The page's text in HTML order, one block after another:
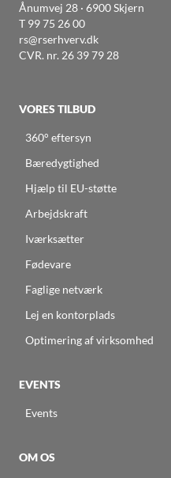
Ånumvej 28 · 6900 Skjern
T 99 75 26 00
rs@rserhverv.dk
CVR. nr. 26 39 79 28
VORES TILBUD
360° eftersyn
Bæredygtighed
Hjælp til EU-støtte
Arbejdskraft
Iværksætter
Fødevare
Faglige netværk
Lej en kontorplads
Optimering af virksomhed
EVENTS
Events
OM OS